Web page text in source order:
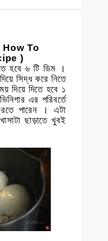
( How To
)
হবে ৬ টি ডিম ।
সিদ্ধ করে নিতে
দিয়ে দিতে হবে ১
এর পরিবর্তে
পারেন । এটা
ছাড়াতে খুবই